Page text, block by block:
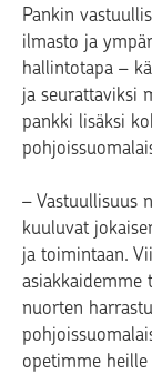
Pankin
ilmasto ja
hallintotapa –
ja seurattaviksi
pankki lisäksi
– Vastuullisuus
kuuluvat
ja toimintaan.
asiakkaidemme
nuorten
opetimme